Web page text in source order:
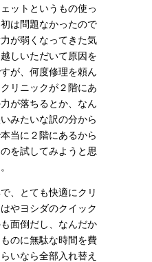
ットというもの使っ
は問題なかったので
が弱くなってきた気
しいただいて原因を
が、何度修理を頼ん
リニックが２階にあ
が落ちるとか、なん
みたいな訳の分から
当に２階にあるから
を試してみようと思
、とても快適にクリ
やヨシダのクイック
面倒だし、なんだか
のに無駄な時間を費
いなら全部入れ替え